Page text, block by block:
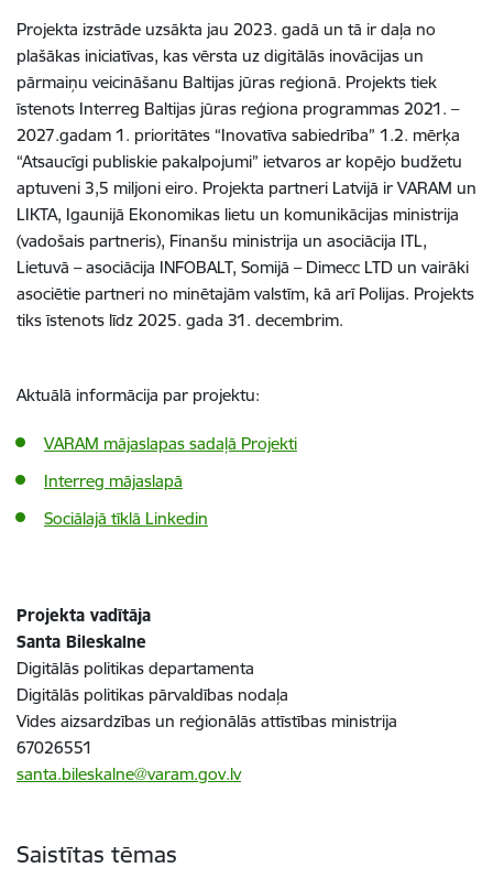
Projekta izstrāde uzsākta jau 2023. gadā un tā ir daļa no
plašākas iniciatīvas, kas vērsta uz digitālās inovācijas un
pārmaiņu veicināšanu Baltijas jūras reģionā. Projekts tiek
īstenots Interreg Baltijas jūras reģiona programmas 2021. –
2027.gadam 1. prioritātes “Inovatīva sabiedrība” 1.2. mērķa
“Atsaucīgi publiskie pakalpojumi” ietvaros ar kopējo budžetu
aptuveni 3,5 miljoni eiro. Projekta partneri Latvijā ir VARAM un
LIKTA, Igaunijā Ekonomikas lietu un komunikācijas ministrija
(vadošais partneris), Finanšu ministrija un asociācija ITL,
Lietuvā – asociācija INFOBALT, Somijā – Dimecc LTD un vairāki
asociētie partneri no minētajām valstīm, kā arī Polijas. Projekts
tiks īstenots līdz 2025. gada 31. decembrim.
Aktuālā informācija par projektu:
VARAM mājaslapas sadaļā Projekti
Interreg mājaslapā
Sociālajā tīklā Linkedin
Projekta vadītāja
Santa Bileskalne
Digitālās politikas departamenta
Digitālās politikas pārvaldības nodaļa
Vides aizsardzības un reģionālās attīstības ministrija
67026551
santa.bileskalne@varam.gov.lv
Saistītas tēmas